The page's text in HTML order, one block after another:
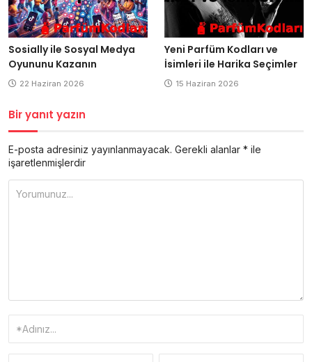
Sosially ile Sosyal Medya
Oyununu Kazanın
22 Haziran 2026
Yeni Parfüm Kodları ve
İsimleri ile Harika Seçimler
15 Haziran 2026
Bir yanıt yazın
E-posta adresiniz yayınlanmayacak. Gerekli alanlar * ile
işaretlenmişlerdir